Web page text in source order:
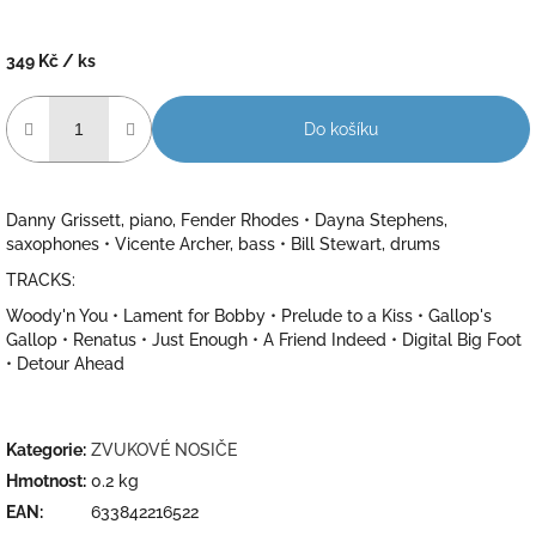
349 Kč / ks
cena:
Do košíku
Danny Grissett, piano, Fender Rhodes • Dayna Stephens,
saxophones • Vicente Archer, bass • Bill Stewart, drums
TRACKS:
Woody'n You • Lament for Bobby • Prelude to a Kiss • Gallop's
Gallop • Renatus • Just Enough • A Friend Indeed • Digital Big Foot
• Detour Ahead
Kategorie: ZVUKOVÉ NOSIČE
Hmotnost: 0.2 kg
EAN : 633842216522